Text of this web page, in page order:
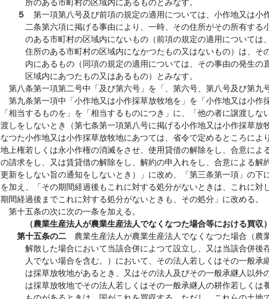
５ 第一項第八号及び前項の規定の適用については、小作地又は小
二条第六項に掲げる事由により、一時、その住所がその所有する
のある市町村の区域内にないもの（前項の規定の適用については
住所のある市町村の区域内になかつたもの又はないもの）は、そ
内にあるもの（同項の規定の適用については、その事由の発生の
区域内にあつたもの又はあるもの）とみなす。
第八条第一項第二号中「及び第六号」を「、第六号、第八号及び第九
第九条第一項中「小作地又は小作採草放牧地を」を「小作地又は小作
「相当するものを」を「相当するものにつき」に、「他の者に譲渡しな
渡しをしないとき（第七条第一項第八号に掲げる小作地又は小作採草放
なつた小作地又は小作採草放牧地にあつては、省令で定めるところによ
地上権若しくは永小作権の消滅をさせ、使用貸借の解除をし、合意によ
の請求をし、又は賃貸借の解除をし、解約の申入れをし、合意による解
更新をしない旨の通知をしないとき）」に改め、「第三条第一項」の下
を加え、「その期間経過後もこれに対する処分がないときは、これに対
期間経過後までこれに対する処分がないときも、その処分」に改める。
第十五条の次に次の一条を加える。
（農業生産法人が農業生産法人でなくなつた場合等における買収）
第十五条の二 農業生産法人が農業生産法人でなくなつた場合（農
解散した場合において当該合併によつて設立し、又は当該合併後
人でない場合を含む。）において、その法人若しくはその一般承
は採草放牧地があるとき、又はその法人及びその一般承継人以外
は採草放牧地でその法人若しくはその一般承継人の耕作若しくは